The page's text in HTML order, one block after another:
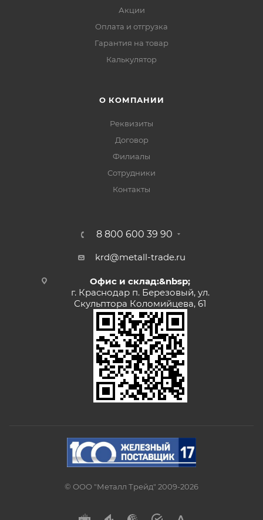
Акции
Оплата и отгрузка
Гарантия на товар
Калькулятор
О КОМПАНИИ
Реквизиты
Договор
Филиалы
Сотрудники
Контакты
8 800 600 39 90
krd@metall-trade.ru
Офис и склад:&nbsp;
г. Краснодар п. Березовый, ул.
Скульптора Коломийцева, 61
© ООО "Металл Трейд" 2009-2026